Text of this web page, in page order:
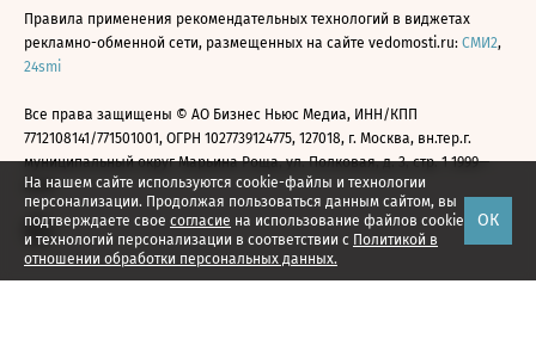
На нашем сайте используются cookie-файлы и технологии
персонализации. Продолжая пользоваться данным сайтом, вы
подтверждаете свое согласие на использование файлов cookie
и технологий персонализации в соответствии с Политикой в
отношении обработки персональных данных.
ОК
Правила применения рекомендательных технологий в виджетах
рекламно-обменной сети, размещенных на сайте vedomosti.ru: СМИ2,
24smi
Все права защищены © АО Бизнес Ньюс Медиа, ИНН/КПП
7712108141/771501001, ОГРН 1027739124775, 127018, г. Москва, вн.тер.г.
муниципальный округ Марьина Роща, ул. Полковая, д. 3, стр. 1 1999—
2026